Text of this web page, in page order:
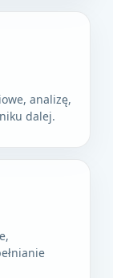
analizę,
dalej.